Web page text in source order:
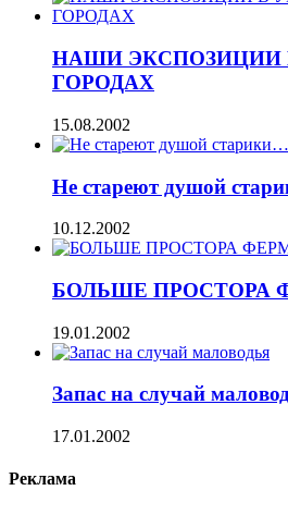
НАШИ ЭКСПОЗИЦИИ
ГОРОДАХ
15.08.2002
Не стареют душой
10.12.2002
БОЛЬШЕ ПРОСТОРА
19.01.2002
Запас на случай
17.01.2002
Реклама